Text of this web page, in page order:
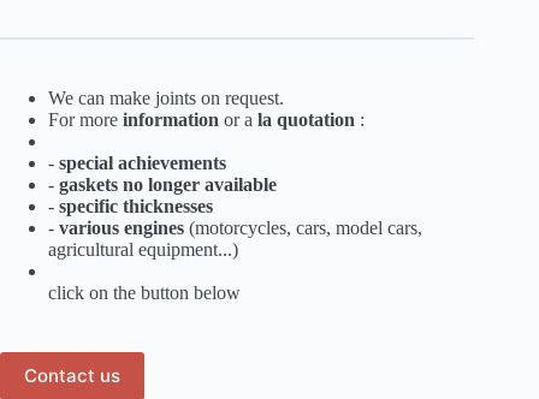
We can make joints on request.
For more information or a la quotation :
- special achievements
- gaskets no longer available
- specific thicknesses
- various engines (motorcycles, cars, model cars,
agricultural equipment...)
click on the button below
Contact us